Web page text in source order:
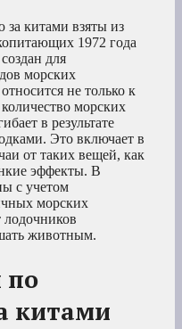
китами взяты из
1972 года
для
морских
не только к
морских
в результате
Это включает в
от таких вещей, как
эффекты. В
с учетом
морских
животным.
по
китами